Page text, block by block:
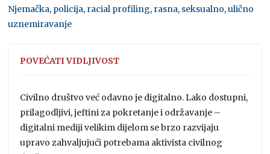
Njemačka, policija, racial profiling, rasna, seksualno,ulično
uznemiravanje
POVEĆATI VIDLJIVOST
Civilno društvo već odavno je digitalno. Lako dostupni,
prilagodljivi, jeftini za pokretanje i održavanje –
digitalni mediji velikim dijelom se brzo razvijaju
upravo zahvaljujući potrebama aktivista civilnog